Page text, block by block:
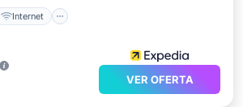
Internet
VER OFERTA